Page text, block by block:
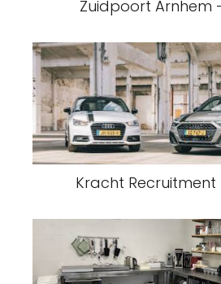
Zuidpoort Arnhem
Kracht